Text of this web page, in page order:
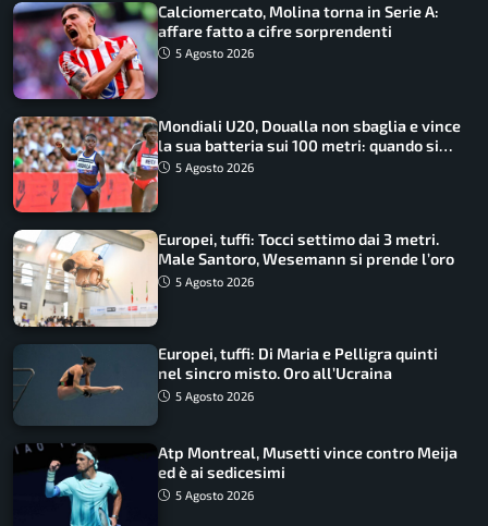
Calciomercato, Molina torna in Serie A:
affare fatto a cifre sorprendenti
5 Agosto 2026
Mondiali U20, Doualla non sbaglia e vince
la sua batteria sui 100 metri: quando si
disputano le finali
5 Agosto 2026
Europei, tuffi: Tocci settimo dai 3 metri.
Male Santoro, Wesemann si prende l’oro
5 Agosto 2026
Europei, tuffi: Di Maria e Pelligra quinti
nel sincro misto. Oro all’Ucraina
5 Agosto 2026
Atp Montreal, Musetti vince contro Meija
ed è ai sedicesimi
5 Agosto 2026